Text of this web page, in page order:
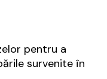
pentru a
survenite în